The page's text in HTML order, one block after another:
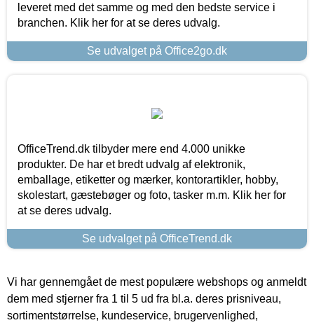
leveret med det samme og med den bedste service i
branchen. Klik her for at se deres udvalg.
Se udvalget på Office2go.dk
OfficeTrend.dk tilbyder mere end 4.000 unikke
produkter. De har et bredt udvalg af elektronik,
emballage, etiketter og mærker, kontorartikler, hobby,
skolestart, gæstebøger og foto, tasker m.m. Klik her for
at se deres udvalg.
Se udvalget på OfficeTrend.dk
Vi har gennemgået de mest populære webshops og anmeldt
dem med stjerner fra 1 til 5 ud fra bl.a. deres prisniveau,
sortimentstørrelse, kundeservice, brugervenlighed,